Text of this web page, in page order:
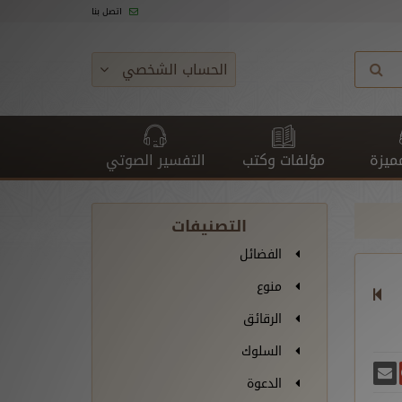
اتصل بنا
الحساب الشخصي
مؤلفات وكتب التفسير الصوتي
شارك على غوغل بلس
التصنيفات
الفضائل
منوع
الرقائق
السلوك
الدعوة